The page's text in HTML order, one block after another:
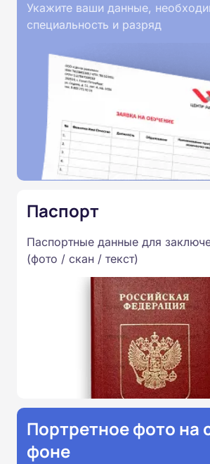
Укажите ваши данные,
специальность и разряд
Паспорт
Паспортные данные для
(фото / скан / текст)
Портретное фото на
фоне